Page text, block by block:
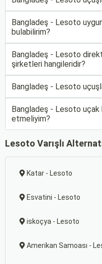
Bangladeş - Lesoto
bulabilirim?
Bangladeş - Lesoto
şirketleri hangileridir?
Bangladeş - Lesoto
Bangladeş - Lesoto
etmeliyim?
Lesoto Varışlı
Katar - Lesoto
Esvatini - Lesoto
iskoçya - Lesoto
Amerikan Samoası -